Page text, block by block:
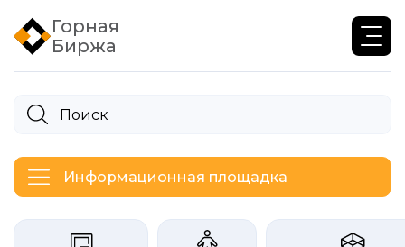
Горная
Биржа
Информационная площадка
Категории на бирже Инфогор